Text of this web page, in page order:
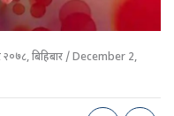
२०७८, बिहिबार / December 2,